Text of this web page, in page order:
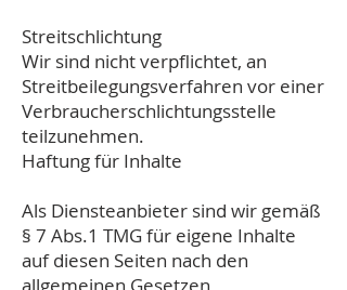
Streitschlichtung
Wir sind nicht verpflichtet, an
Streitbeilegungsverfahren vor einer
Verbraucherschlichtungsstelle
teilzunehmen.
Haftung für Inhalte
Als Diensteanbieter sind wir gemäß
§ 7 Abs.1 TMG für eigene Inhalte
auf diesen Seiten nach den